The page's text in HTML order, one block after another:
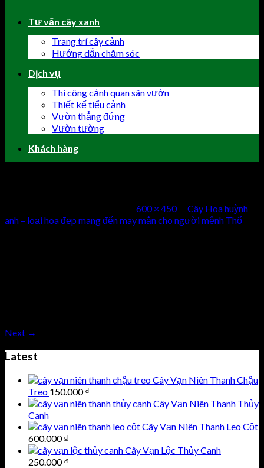
Tư vấn cây xanh
Trang trí cây cảnh
Hướng dẫn chăm sóc
Dịch vụ
Thi công cảnh quan sân vườn
Thiết kế tiểu cảnh
Vườn thẳng đứng
Vườn tường
Khách hàng
600 × 450in Cây Hoa huỳnh
anh – loại hoa đẹp mang đến may mắn cho người mệnh Thổ
Next →
Latest
Cây Vạn Niên Thanh Chậu
Treo 150.000₫
Cây Vạn Niên Thanh Thủy
Canh
Cây Vạn Niên Thanh Leo Cột
600.000₫
Cây Vạn Lộc Thủy Canh
250.000₫